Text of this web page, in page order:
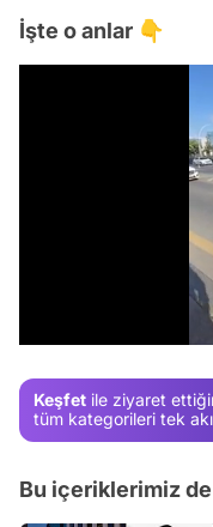
İşte o anlar 👇
Keşfet ile ziyaret
tüm kategorileri tek
Bu içeriklerimiz